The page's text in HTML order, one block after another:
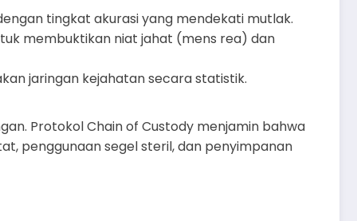
tingkat akurasi yang mendekati mutlak.
membuktikan niat jahat (mens rea) dan
jaringan kejahatan secara statistik.
Protokol Chain of Custody menjamin bahwa
penggunaan segel steril, dan penyimpanan